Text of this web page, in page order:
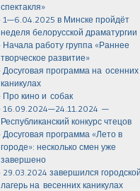
спектакля»
1—6.04.2025 в Минске пройдёт
неделя белорусской драматургии
Начала работу группа «Раннее
творческое развитие»
Досуговая программа на осенних
каникулах
Про кино и собак
16.09.2024—24.11.2024 —
Республиканский конкурс чтецов
Досуговая программа «Лето в
городе»: несколько смен уже
завершено
29.03.2024 завершился
лагерь на весенних каникулах